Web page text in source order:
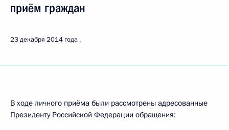
приём граждан
23 декабря 2014 года
В ходе личного приёма были рассмотрены адресованные
Президенту Российской Федерации обращения: